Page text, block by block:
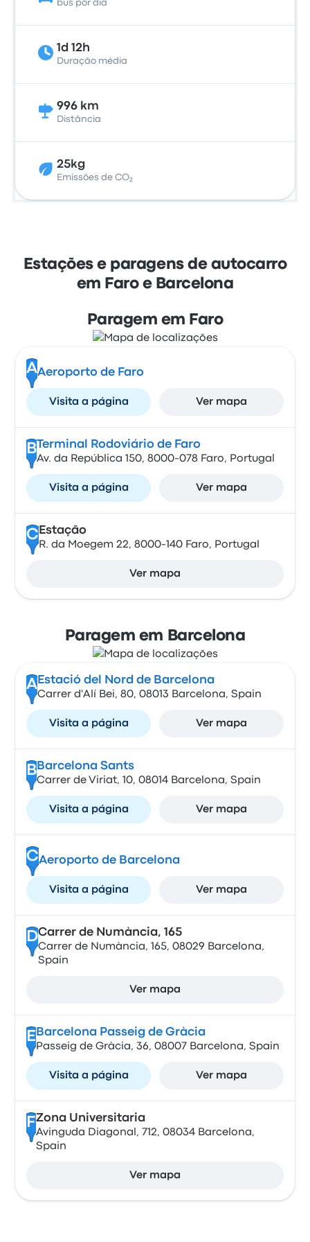
bus por dia
1d 12h
Duração média
996 km
Distância
25kg
Emissões de CO₂
Estações e paragens de autocarro
em Faro e Barcelona
Paragem em Faro
AAeroporto de Faro
Visita a página Ver mapa
B Terminal Rodoviário de Faro
Av. da República 150, 8000-078 Faro, Portugal
Visita a página Ver mapa
CEstação
R. da Moegem 22, 8000-140 Faro, Portugal
Ver mapa
Paragem em Barcelona
A Estació del Nord de Barcelona
Carrer d'Alí Bei, 80, 08013 Barcelona, Spain
Visita a página Ver mapa
B Barcelona Sants
Carrer de Viriat, 10, 08014 Barcelona, Spain
Visita a página Ver mapa
CAeroporto de Barcelona
Visita a página Ver mapa
DCarrer de Numància, 165
Carrer de Numància, 165, 08029 Barcelona,
Spain
Ver mapa
E Barcelona Passeig de Gràcia
Passeig de Gràcia, 36, 08007 Barcelona, Spain
Visita a página Ver mapa
FZona Universitaria
Avinguda Diagonal, 712, 08034 Barcelona,
Spain
Ver mapa